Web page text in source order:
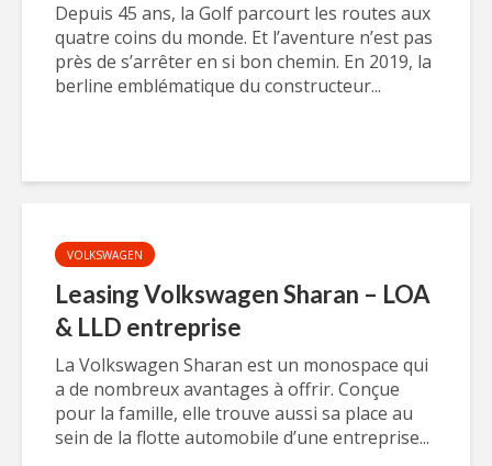
Depuis 45 ans, la Golf parcourt les routes aux
quatre coins du monde. Et l’aventure n’est pas
près de s’arrêter en si bon chemin. En 2019, la
berline emblématique du constructeur...
VOLKSWAGEN
Leasing Volkswagen Sharan – LOA
& LLD entreprise
La Volkswagen Sharan est un monospace qui
a de nombreux avantages à offrir. Conçue
pour la famille, elle trouve aussi sa place au
sein de la flotte automobile d’une entreprise...